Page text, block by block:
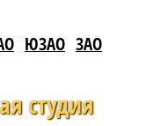
ЮЗАО ЗАО
студия